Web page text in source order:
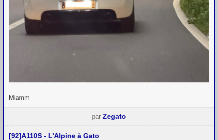
Miamm
par Zegato
[92]A110S - L'Alpine à Gato